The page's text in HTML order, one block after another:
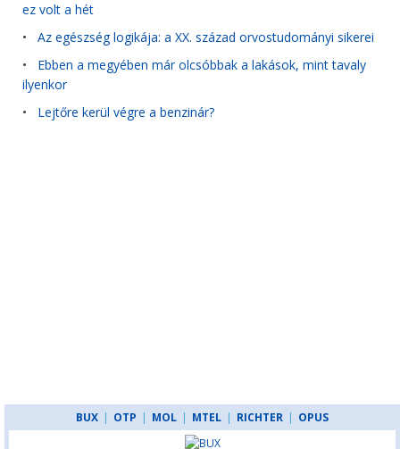
ez volt a hét
• Az egészség logikája: a XX. század orvostudományi sikerei
• Ebben a megyében már olcsóbbak a lakások, mint tavaly
ilyenkor
• Lejtőre kerül végre a benzinár?
BUX | OTP | MOL | MTEL | RICHTER | OPUS